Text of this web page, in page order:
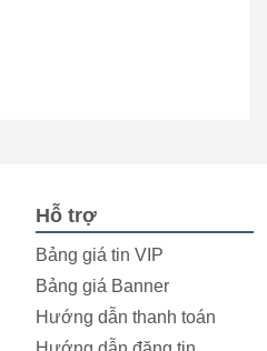
Hỗ trợ
Bảng giá tin VIP
Bảng giá Banner
Hướng dẫn thanh toán